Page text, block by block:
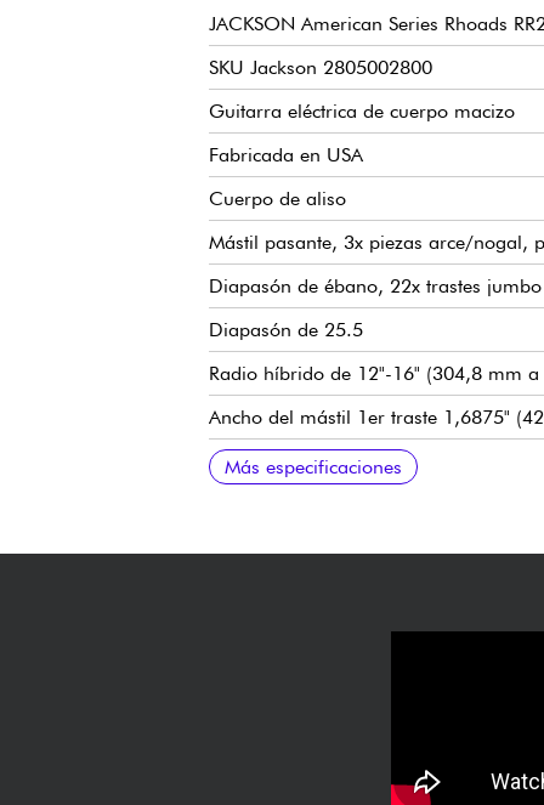
JACKSON American Series Rhoads
SKU Jackson 2805002800
Guitarra eléctrica de cuerpo macizo
Fabricada en USA
Cuerpo de aliso
Mástil pasante, 3x piezas arce/nogal,
Diapasón de ébano, 22x trastes
Diapasón de 25.5
Radio híbrido de 12"-16" (304,8 mm
Ancho del mástil 1er traste 1,6875"
Pastilla humbucker de doble
Volumen
Tono
Selector de pastillas de 3x posiciones
Puente fijo Hipshot 6 .125 Spacing
Mecanismos de clavijas de afinación
Cuerpo satinado
Mástil satinado
Se vende con funda Jackson® RR
Más especificaciones